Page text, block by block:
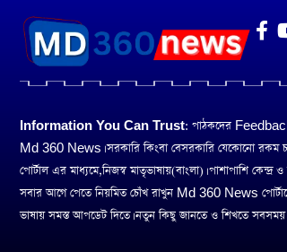
Information You Can Trust: পাঠকদের
Md 360 News। সরকারি কিংবা বেসরকারি যেকোনো
পোর্টাল এর মাধ্যমে,নিজস্ব মাতৃভাষায়(বাংলা)। পাশাপাশি
সবার আগে পেতে নিয়মিত চোঁখ রাখুন Md 360 News
ভাষায় সমস্ত আপডেট দিতে। নতুন কিছু জানতে ও শিখতে